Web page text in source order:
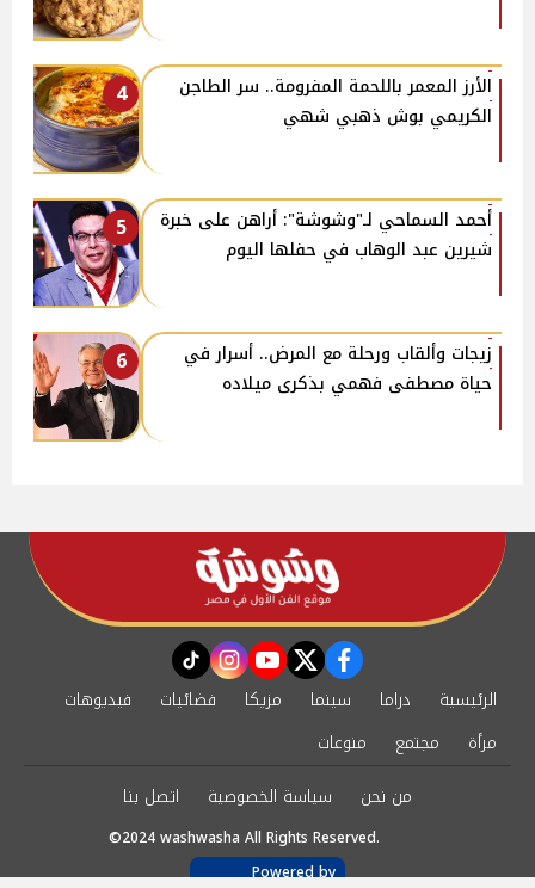
4
الأرز المعمر باللحمة المفرومة.. سر الطاجن
الكريمي بوش ذهبي شهي
5
أحمد السماحي لـ"وشوشة": أراهن على خبرة
شيرين عبد الوهاب في حفلها اليوم
6
زيجات وألقاب ورحلة مع المرض.. أسرار في
حياة مصطفى فهمي بذكرى ميلاده
facebook
twitter
youtube
instagram
tiktok
الرئيسية دراما سينما مزيكا فضائيات
فيديوهات
مرأة
مجتمع
منوعات
من نحن
سياسة الخصوصية اتصل بنا
©2024 washwasha All Rights Reserved.
Powered by